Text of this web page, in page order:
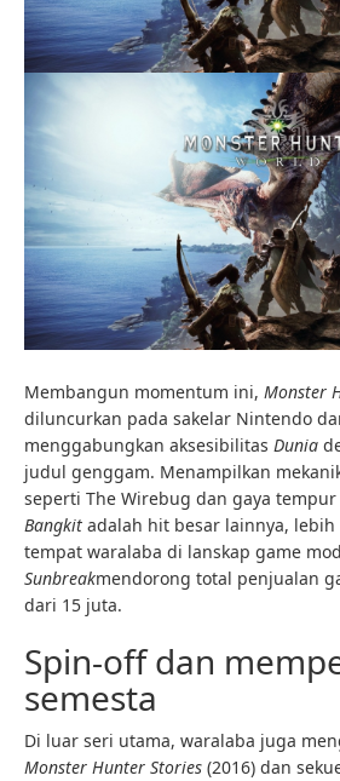
Membangun momentum ini, Monster
diluncurkan pada sakelar Nintendo
menggabungkan aksesibilitas Dunia
judul genggam. Menampilkan
seperti The Wirebug dan gaya
Bangkit adalah hit besar lainnya,
tempat waralaba di lanskap game
Sunbreakmendorong total penjualan
dari 15 juta.
Spin-off dan
semesta
Di luar seri utama, waralaba juga
Monster Hunter Stories (2016) dan